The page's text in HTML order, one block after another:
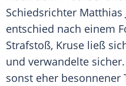
Schiedsrichter Matthias
entschied nach einem
Strafstoß, Kruse ließ
und verwandelte
sonst eher besonnener